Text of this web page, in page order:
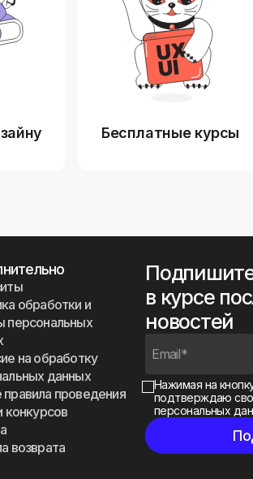
Бесплатные курсы
обработки и
персональных
на обработку
данных
проведения
конкурсов
возврата
в курсе
новостей
Нажимая на
подтверждаю
персональных